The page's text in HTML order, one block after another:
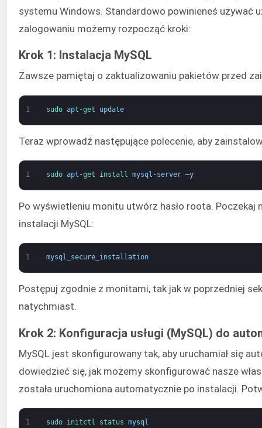
systemu Windows. Standardowo powinieneś używać
zalogowaniu możemy rozpocząć kroki:
Krok 1: Instalacja MySQL
Zawsze pamiętaj o zaktualizowaniu pakietów przed
1 sudo apt -get update
Teraz wprowadź następujące polecenie, aby
1 sudo apt -get install mysql -server –y
Po wyświetleniu monitu utwórz hasło roota. Poczekaj
instalacji MySQL:
1 mysql_secure_installation
Postępuj zgodnie z monitami, tak jak w poprzedniej
natychmiast.
Krok 2: Konfiguracja usługi (MySQL) do
MySQL jest skonfigurowany tak, aby uruchamiał się
dowiedzieć się, jak możemy skonfigurować nasze
została uruchomiona automatycznie po instalacji.
1 sudo initctl status mysql